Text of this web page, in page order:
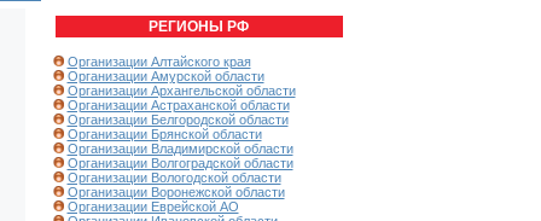
РЕГИОНЫ РФ
Организации Алтайского края
Организации Амурской области
Организации Архангельской области
Организации Астраханской области
Организации Белгородской области
Организации Брянской области
Организации Владимирской области
Организации Волгоградской области
Организации Вологодской области
Организации Воронежской области
Организации Еврейской АО